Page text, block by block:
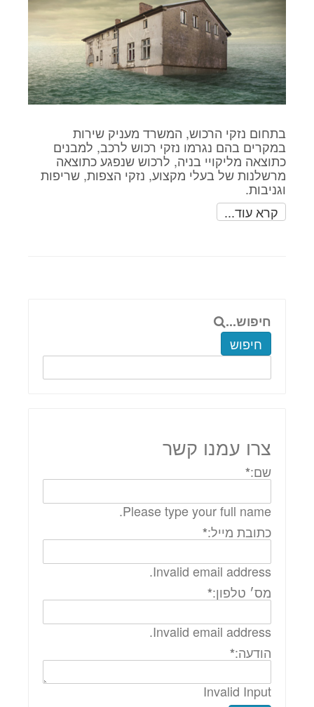
בתחום נזקי הרכוש, המשרד מעניק שירות
במקרים בהם נגרמו נזקי רכוש לרכב, למבנים
כתוצאה מליקויי בניה, לרכוש שנפגע כתוצאה
מרשלנות של בעלי מקצוע, נזקי הצפות, שריפות
וגניבות.
קרא עוד...
חיפוש...
חיפוש
צרו עמנו קשר
שם:*
Please type your full name.
כתובת מייל:*
Invalid email address.
מס׳ טלפון:*
Invalid email address.
הודעה:*
Invalid Input